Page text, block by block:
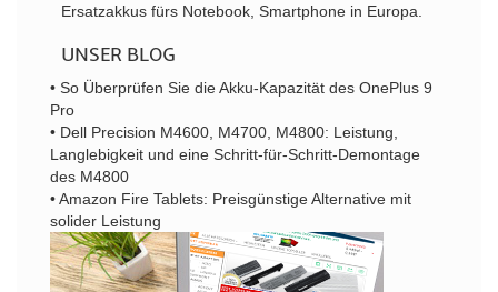
Ersatzakkus fürs Notebook, Smartphone in Europa.
UNSER BLOG
• So Überprüfen Sie die Akku-Kapazität des OnePlus 9
Pro
• Dell Precision M4600, M4700, M4800: Leistung,
Langlebigkeit und eine Schritt-für-Schritt-Demontage
des M4800
• Amazon Fire Tablets: Preisgünstige Alternative mit
solider Leistung